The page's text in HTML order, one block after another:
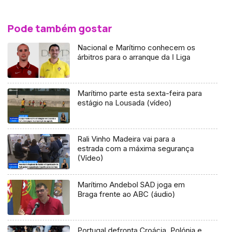
Pode também gostar
Nacional e Marítimo conhecem os
árbitros para o arranque da I Liga
Marítimo parte esta sexta-feira para
estágio na Lousada (vídeo)
Rali Vinho Madeira vai para a
estrada com a máxima segurança
(Vídeo)
Marítimo Andebol SAD joga em
Braga frente ao ABC (áudio)